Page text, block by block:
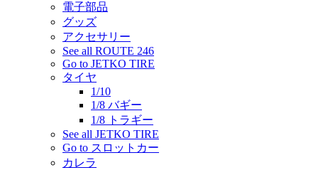
電子部品
グッズ
アクセサリー
See all ROUTE 246
Go to JETKO TIRE
タイヤ
1/10
1/8 バギー
1/8 トラギー
See all JETKO TIRE
Go to スロットカー
カレラ